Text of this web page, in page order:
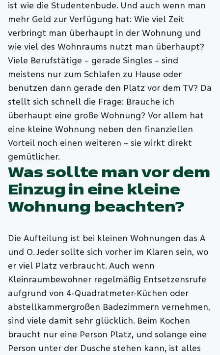
ist wie die Studentenbude. Und auch wenn man
mehr Geld zur Verfügung hat: Wie viel Zeit
verbringt man überhaupt in der Wohnung und
wie viel des Wohnraums nutzt man überhaupt?
Viele Berufstätige – gerade Singles – sind
meistens nur zum Schlafen zu Hause oder
benutzen dann gerade den Platz vor dem TV? Da
stellt sich schnell die Frage: Brauche ich
überhaupt eine große Wohnung? Vor allem hat
eine kleine Wohnung neben den finanziellen
Vorteil noch einen weiteren – sie wirkt direkt
gemütlicher.
Was sollte man vor dem
Einzug in eine kleine
Wohnung beachten?
Die Aufteilung ist bei kleinen Wohnungen das A
und O. Jeder sollte sich vorher im Klaren sein, wo
er viel Platz verbraucht. Auch wenn
Kleinraumbewohner regelmäßig Entsetzensrufe
aufgrund von 4-Quadratmeter-Küchen oder
abstellkammergroßen Badezimmern vernehmen,
sind viele damit sehr glücklich. Beim Kochen
braucht nur eine Person Platz, und solange eine
Person unter der Dusche stehen kann, ist alles